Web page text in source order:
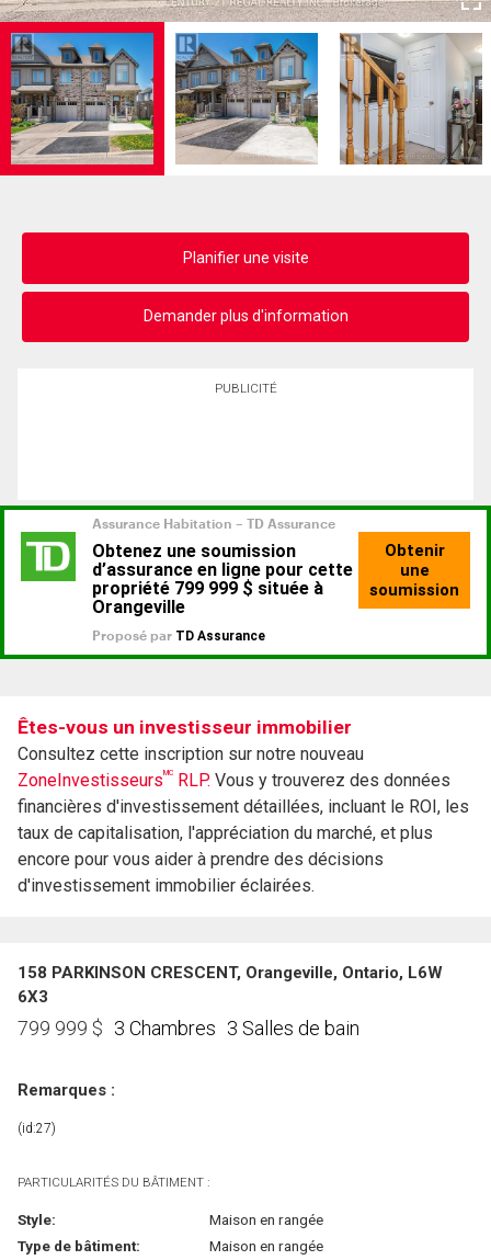
Planifier une visite
Demander plus d'information
PUBLICITÉ
Êtes-vous un investisseur immobilier
Consultez cette inscription sur notre nouveau
ZoneInvestisseursMC RLP. Vous y trouverez des données
financières d'investissement détaillées, incluant le ROI, les
taux de capitalisation, l'appréciation du marché, et plus
encore pour vous aider à prendre des décisions
d'investissement immobilier éclairées.
158 PARKINSON CRESCENT, Orangeville, Ontario, L6W
6X3
799 999 $ 3 Chambres 3 Salles de bain
Remarques :
(id:27)
PARTICULARITÉS DU BÂTIMENT :
Style:
Maison en rangée
Type de bâtiment:
Maison en rangée